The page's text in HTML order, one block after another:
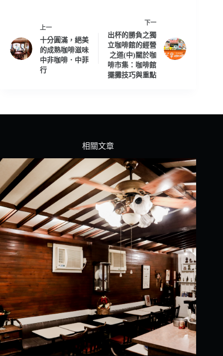
上一
十分圓滿，絕美
的成熟咖啡滋味
中非咖啡．中菲
行
下一
出杯的勝負之獨
立咖啡館的經營
之道(中)關於咖
啡市集：咖啡館
擺攤技巧與重點
相關文章